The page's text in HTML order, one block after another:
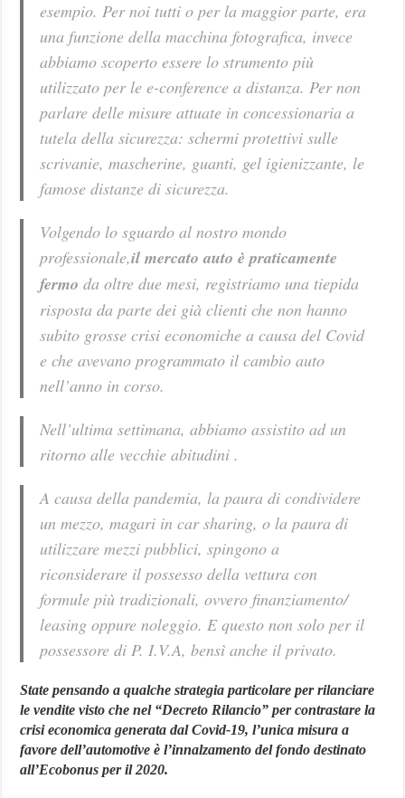
esempio. Per noi tutti o per la maggior parte, era
una funzione della macchina fotografica, invece
abbiamo scoperto essere lo strumento più
utilizzato per le e-conference a distanza. Per non
parlare delle misure attuate in concessionaria a
tutela della sicurezza: schermi protettivi sulle
scrivanie, mascherine, guanti, gel igienizzante, le
famose distanze di sicurezza.
Volgendo lo sguardo al nostro mondo
professionale,il mercato auto è praticamente
fermo da oltre due mesi, registriamo una tiepida
risposta da parte dei già clienti che non hanno
subito grosse crisi economiche a causa del Covid
e che avevano programmato il cambio auto
nell’anno in corso.
Nell’ultima settimana, abbiamo assistito ad un
ritorno alle vecchie abitudini .
A causa della pandemia, la paura di condividere
un mezzo, magari in car sharing, o la paura di
utilizzare mezzi pubblici, spingono a
riconsiderare il possesso della vettura con
formule più tradizionali, ovvero finanziamento/
leasing oppure noleggio. E questo non solo per il
possessore di P. I.V.A, bensì anche il privato.
State pensando a qualche strategia particolare per rilanciare
le vendite visto che nel “Decreto Rilancio” per contrastare la
crisi economica generata dal Covid-19, l’unica misura a
favore dell’automotive è l’innalzamento del fondo destinato
all’Ecobonus per il 2020.